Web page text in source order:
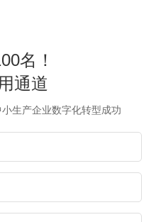
名！
通道
生产企业数字化转型成功